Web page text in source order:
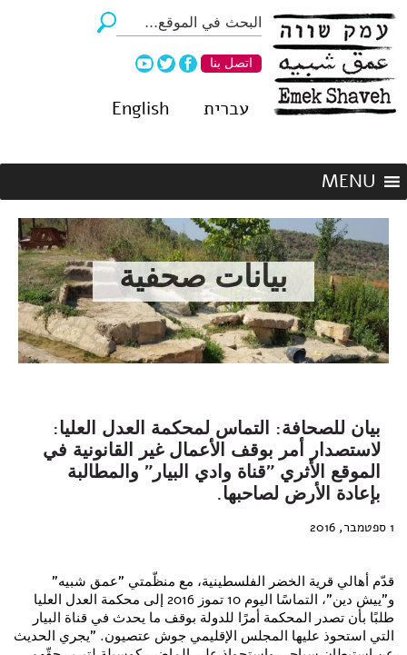
اتصل بنا
עברית English
بيانات صحفية
بيان للصحافة: التماس لمحكمة العدل العليا:
لاستصدار أمر بوقف الأعمال غير القانونية في
الموقع الأثري "قناة وادي البيار" والمطالبة
بإعادة الأرض لصاحبها.
1 ספטמבר, 2016
قدّم أهالي قرية الخضر الفلسطينية، مع منظّمتي "عمق شبيه"
و"ييش دين"، التماسًا اليوم 10 تموز 2016 إلى محكمة العدل العليا
طلبًا بأن تصدر المحكمة أمرًا للدولة بوقف ما يحدث في قناة البيار
التي استحوذ عليها المجلس الإقليمي جوش عتصيون. "يجري الحديث